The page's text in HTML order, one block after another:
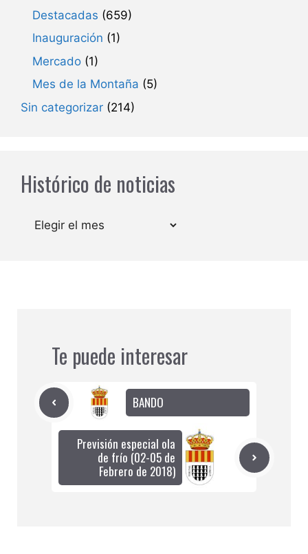
Destacadas (659)
Inauguración (1)
Mercado (1)
Mes de la Montaña (5)
Sin categorizar (214)
Histórico de noticias
Archivos
Te puede interesar
BANDO
Previsión especial ola
de frío (02-05 de
Febrero de 2018)